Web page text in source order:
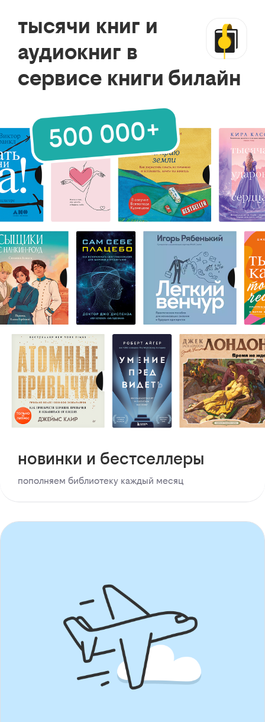
тысячи книг и
аудиокниг в
сервисе книги билайн
новинки и бестселлеры
пополняем библиотеку каждый месяц